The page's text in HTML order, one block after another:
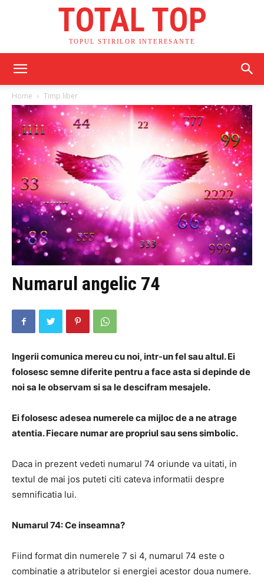
TOTAL TOP
TOPUL STIRILOR INTERESANTE
Home Timp liber
Numarul angelic 74
Ingerii comunica mereu cu noi, intr-un fel sau altul.Ei
folosesc semne diferite pentru a face asta si depinde de
noi sa le observam si sa le descifram mesajele.
Ei folosesc adesea numerele ca mijloc de a ne atrage
atentia.Fiecare numar are propriul sau sens simbolic.
Daca in prezent vedeti numarul 74 oriunde va uitati, in
textul de mai jos puteti citi cateva informatii despre
semnificatia lui.
Numarul 74: Ce inseamna?
Fiind format din numerele 7 si 4, numarul 74 este o
combinatie a atributelor si energiei acestor doua numere.